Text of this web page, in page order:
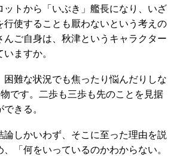
ットから「いぶき」艦長になり、いざ
行使することも厭わないという考えの
んご自身は、秋津というキャラクター
ますか。
難な状況でも焦ったり悩んだりしな
物です。二歩も三歩も先のことを見据
きる。
論しかいわず、そこに至った理由を説
「何をいっているのかわからない。